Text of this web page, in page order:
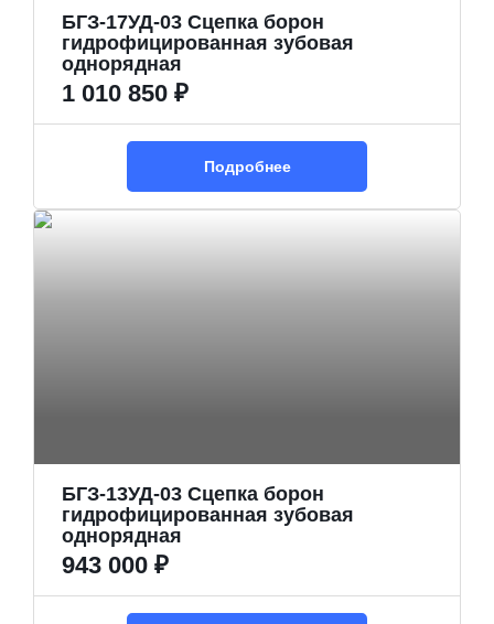
БГЗ-17УД-03 Сцепка борон
гидрофицированная зубовая
однорядная
1 010 850 ₽
Подробнее
БГЗ-13УД-03 Сцепка борон
гидрофицированная зубовая
однорядная
943 000 ₽